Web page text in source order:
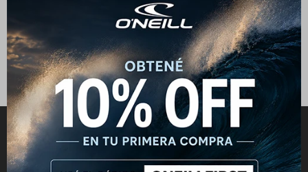
Filtrando por: Color: Verde Quitar filtros
Te recomendamos quitar: Indumentaria
CONECTATE